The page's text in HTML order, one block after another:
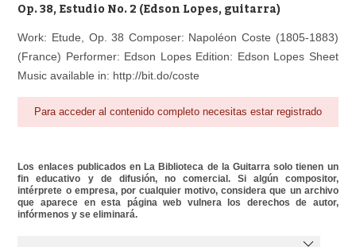
Área personal Reproductor
Op. 38, Estudio No. 2 (Edson Lopes, guitarra)
Work: Etude, Op. 38 Composer: Napoléon Coste (1805-1883)
(France) Performer: Edson Lopes Edition: Edson Lopes Sheet
Music available in: http://bit.do/coste
Para acceder al contenido completo necesitas estar registrado
Los enlaces publicados en La Biblioteca de la Guitarra solo tienen un
fin educativo y de difusión, no comercial. Si algún compositor,
intérprete o empresa, por cualquier motivo, considera que un archivo
que aparece en esta página web vulnera los derechos de autor,
infórmenos y se eliminará.